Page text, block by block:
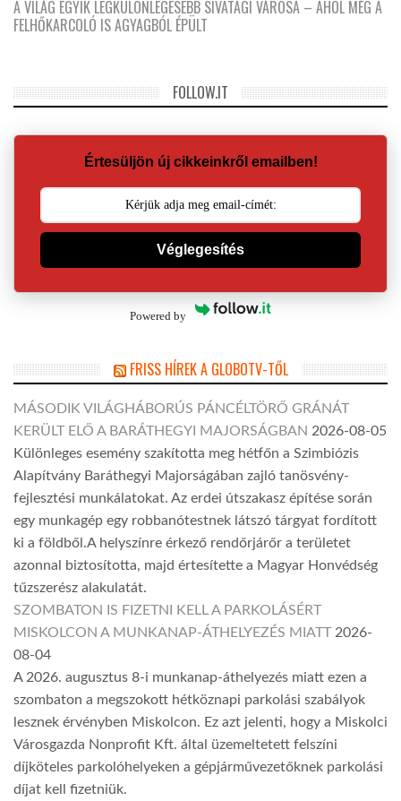
A VILÁG EGYIK LEGKÜLÖNLEGESEBB SIVATAGI VÁROSA – AHOL MÉG A
FELHŐKARCOLÓ IS AGYAGBÓL ÉPÜLT
FOLLOW.IT
Értesüljön új cikkeinkről emailben!
Véglegesítés
Powered by
FRISS HÍREK A GLOBOTV-TŐL
MÁSODIK VILÁGHÁBORÚS PÁNCÉLTÖRŐ GRÁNÁT
KERÜLT ELŐ A BARÁTHEGYI MAJORSÁGBAN 2026-08-05
Különleges esemény szakította meg hétfőn a Szimbiózis
Alapítvány Baráthegyi Majorságában zajló tanösvény-
fejlesztési munkálatokat. Az erdei útszakasz építése során
egy munkagép egy robbanótestnek látszó tárgyat fordított
ki a földből.A helyszínre érkező rendőrjárőr a területet
azonnal biztosította, majd értesítette a Magyar Honvédség
tűzszerész alakulatát.
SZOMBATON IS FIZETNI KELL A PARKOLÁSÉRT
MISKOLCON A MUNKANAP-ÁTHELYEZÉS MIATT 2026-
08-04
A 2026. augusztus 8-i munkanap-áthelyezés miatt ezen a
szombaton a megszokott hétköznapi parkolási szabályok
lesznek érvényben Miskolcon. Ez azt jelenti, hogy a Miskolci
Városgazda Nonprofit Kft. által üzemeltetett felszíni
díjköteles parkolóhelyeken a gépjárművezetőknek parkolási
díjat kell fizetniük.